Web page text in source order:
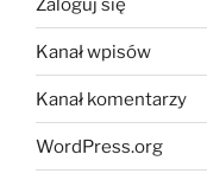
Kanał wpisów
Kanał komentarzy
WordPress.org